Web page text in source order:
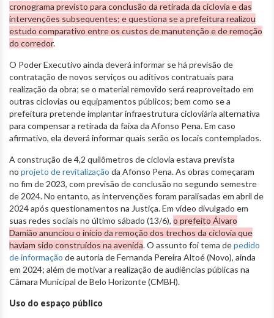
cronograma previsto para conclusão da retirada da ciclovia e das
intervenções subsequentes; e questiona se a prefeitura realizou
estudo comparativo entre os custos de manutenção e de remoção
do corredor.
O Poder Executivo ainda deverá informar se há previsão de
contratação de novos serviços ou aditivos contratuais para
realização da obra; se o material removido será reaproveitado em
outras ciclovias ou equipamentos públicos; bem como se a
prefeitura pretende implantar infraestrutura cicloviária alternativa
para compensar a retirada da faixa da Afonso Pena. Em caso
afirmativo, ela deverá informar quais serão os locais contemplados.
A construção de 4,2 quilômetros de ciclovia estava prevista
no projeto de revitalização da Afonso Pena. As obras começaram
no fim de 2023, com previsão de conclusão no segundo semestre
de 2024. No entanto, as intervenções foram paralisadas em abril de
2024 após questionamentos na Justiça. Em vídeo divulgado em
suas redes sociais no último sábado (13/6), o prefeito Álvaro
Damião anunciou o início da remoção dos trechos da ciclovia que
haviam sido construídos na avenida. O assunto foi tema depedido
de informação de autoria de Fernanda Pereira Altoé (Novo), ainda
em 2024; além de motivar a realização de audiências públicas na
Câmara Municipal de Belo Horizonte (CMBH).
Uso do espaço público